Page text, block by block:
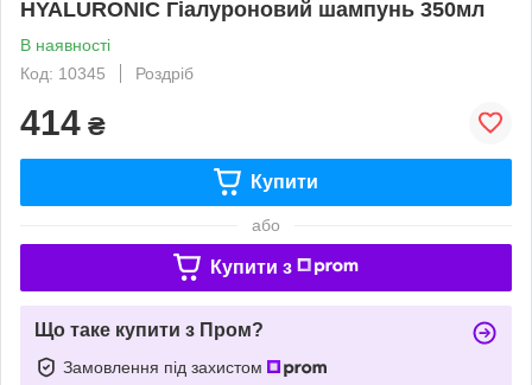
HYALURONIC Гіалуроновий шампунь 350мл
В наявності
Код: 10345
Роздріб
414 ₴
Купити
або
Купити з
Що таке купити з Пром?
Замовлення під захистом